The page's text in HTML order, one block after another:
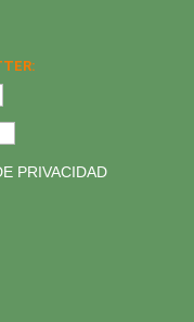
PRIVACIDAD